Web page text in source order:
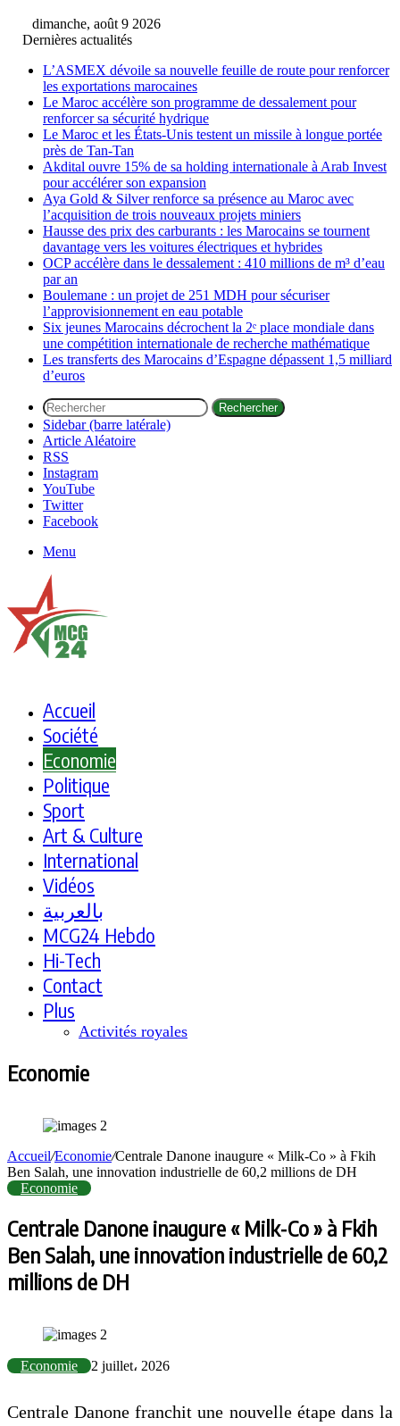
dimanche, août 9 2026
Dernières actualités
L’ASMEX dévoile sa nouvelle feuille de route pour renforcer
les exportations marocaines
Le Maroc accélère son programme de dessalement pour
renforcer sa sécurité hydrique
Le Maroc et les États-Unis testent un missile à longue portée
près de Tan-Tan
Akdital ouvre 15% de sa holding internationale à Arab Invest
pour accélérer son expansion
Aya Gold & Silver renforce sa présence au Maroc avec
l’acquisition de trois nouveaux projets miniers
Hausse des prix des carburants : les Marocains se tournent
davantage vers les voitures électriques et hybrides
OCP accélère dans le dessalement : 410 millions de m³ d’eau
par an
Boulemane : un projet de 251 MDH pour sécuriser
l’approvisionnement en eau potable
Six jeunes Marocains décrochent la 2ᵉ place mondiale dans
une compétition internationale de recherche mathématique
Les transferts des Marocains d’Espagne dépassent 1,5 milliard
d’euros
Rechercher
Sidebar (barre latérale)
Article Aléatoire
RSS
Instagram
YouTube
Twitter
Facebook
Menu
Accueil
Société
Economie
Politique
Sport
Art & Culture
International
Vidéos
بالعربية
MCG24 Hebdo
Hi-Tech
Contact
Plus
Activités royales
Economie
Accueil/Economie/Centrale Danone inaugure « Milk-Co » à Fkih
Ben Salah, une innovation industrielle de 60,2 millions de DH
Economie
Centrale Danone inaugure « Milk-Co » à Fkih
Ben Salah, une innovation industrielle de 60,2
millions de DH
Economie 2 juillet، 2026
Centrale Danone franchit une nouvelle étape dans la